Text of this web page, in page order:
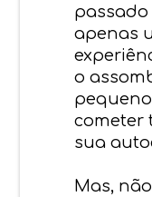
apenas
o
cometer
sua
Mas,